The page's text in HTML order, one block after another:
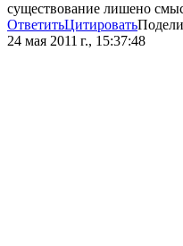
существование лишено
ОтветитьЦитировать
24 мая 2011 г., 15:37:48